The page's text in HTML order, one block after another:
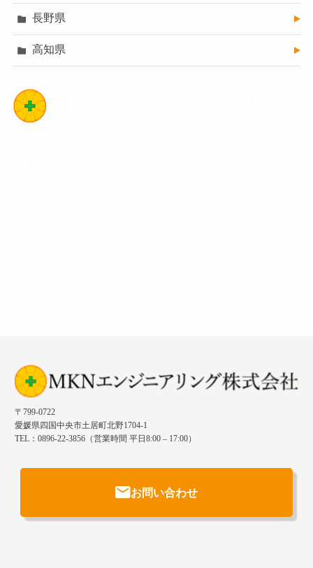
長野県
高知県
〒799-0722
愛媛県四国中央市土居町北野1704-1
TEL：0896-22-3856（営業時間 平日8:00 – 17:00）
お問い合わせ